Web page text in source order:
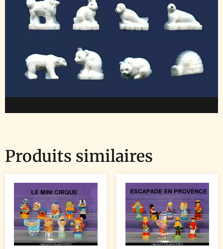
Produits similaires